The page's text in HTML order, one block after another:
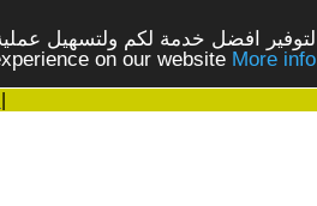
لتوفير افضل خدمة لكم ولتسهيل
on our website More info - المزيد